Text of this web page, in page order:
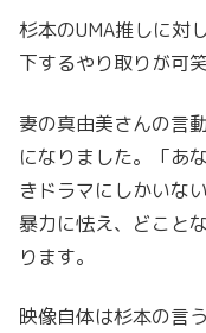
杉本のUMA推しに対
下するやり取りが可
妻の真由美さんの言
になりました。「あ
きドラマにしかいな
暴力に怯え、どこと
ります。
映像自体は杉本の言